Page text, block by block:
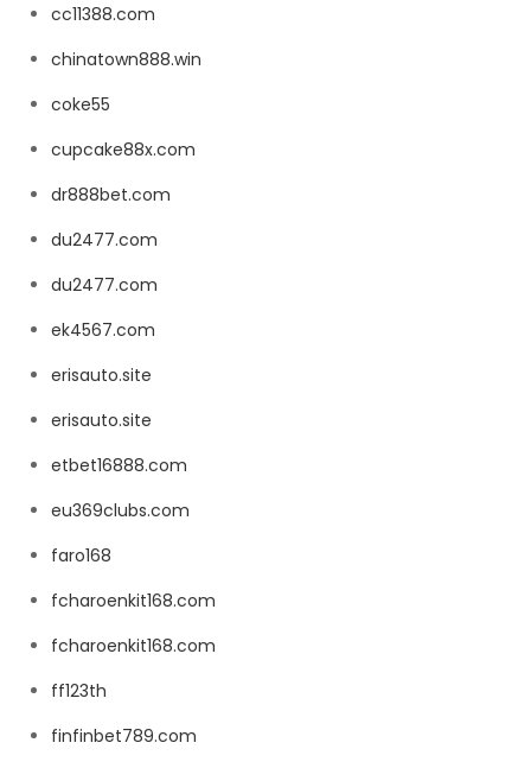
cc11388.com
chinatown888.win
coke55
cupcake88x.com
dr888bet.com
du2477.com
du2477.com
ek4567.com
erisauto.site
erisauto.site
etbet16888.com
eu369clubs.com
faro168
fcharoenkit168.com
fcharoenkit168.com
ff123th
finfinbet789.com